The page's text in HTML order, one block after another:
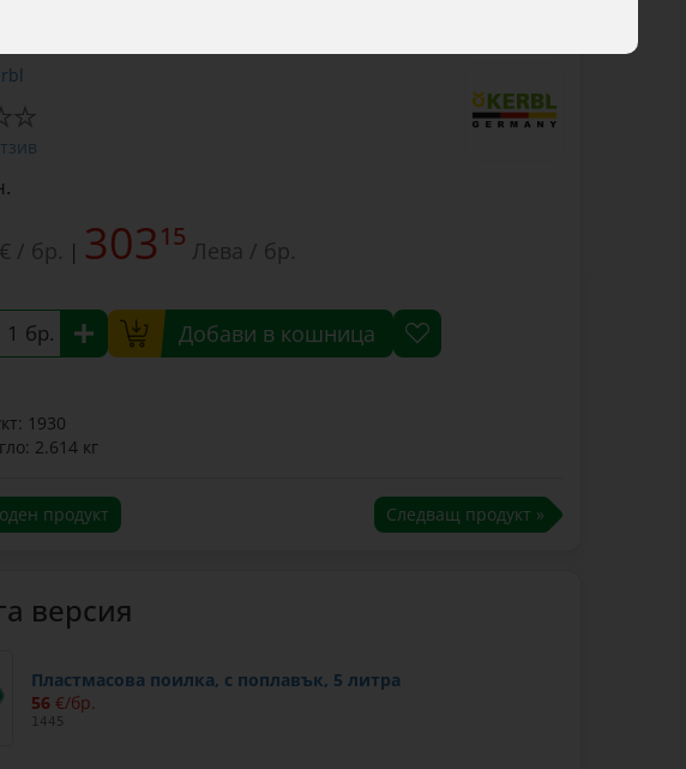
€ / бр. | 30315 Лева / бр.
бр. Добави в кошница
1930
2.614 кг
продукт Следващ продукт »
версия
Пластмасова поилка, с поплавък, 5 литра
56 €/бр.
1445